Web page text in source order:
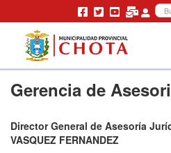
Pasar
Gerencia de
Director General de Asesoría
VASQUEZ FERNANDEZ